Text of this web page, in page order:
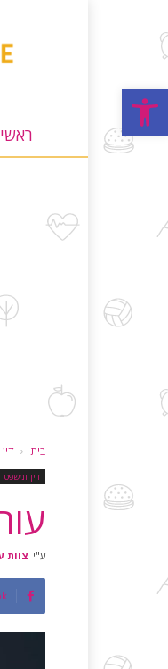
פתח סרגל נגישות
ראשי
בית
דין ומשפט
ע"י צוות